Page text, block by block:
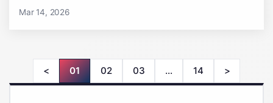
Mar 14, 2026
< 01 02 03 ... 14 >